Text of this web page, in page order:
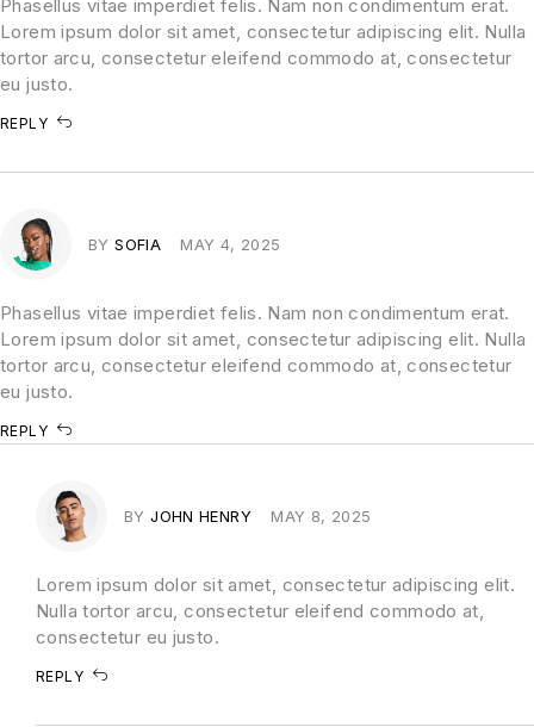
Phasellus vitae imperdiet felis. Nam non condimentum erat.
Lorem ipsum dolor sit amet, consectetur adipiscing elit. Nulla
tortor arcu, consectetur eleifend commodo at, consectetur
eu justo.
REPLY
Phasellus vitae imperdiet felis. Nam non condimentum erat.
Lorem ipsum dolor sit amet, consectetur adipiscing elit. Nulla
tortor arcu, consectetur eleifend commodo at, consectetur
eu justo.
BY SOFIA MAY 4, 2025
REPLY
Lorem ipsum dolor sit amet, consectetur adipiscing elit.
Nulla tortor arcu, consectetur eleifend commodo at,
consectetur eu justo.
BY JOHN HENRY MAY 8, 2025
REPLY